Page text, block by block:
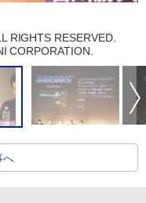
RIGHTS RESERVED.
CORPORATION.
へ